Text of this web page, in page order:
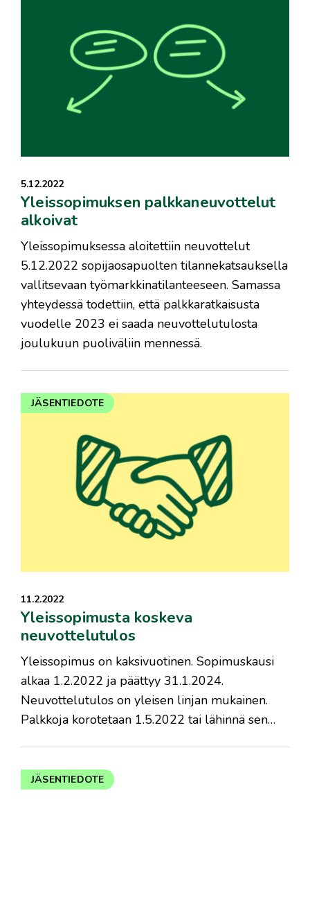
5.12.2022
Yleissopimuksen palkkaneuvottelut
alkoivat
Yleissopimuksessa aloitettiin neuvottelut
5.12.2022 sopijaosapuolten tilannekatsauksella
vallitsevaan työmarkkinatilanteeseen. Samassa
yhteydessä todettiin, että palkkaratkaisusta
vuodelle 2023 ei saada neuvottelutulosta
joulukuun puoliväliin mennessä.
JÄSENTIEDOTE
11.2.2022
Yleissopimusta koskeva
neuvottelutulos
​Yleissopimus on kaksivuotinen. Sopimuskausi
alkaa 1.2.2022 ja päättyy 31.1.2024.
Neuvottelutulos on yleisen linjan mukainen.
Palkkoja korotetaan 1.5.2022 tai lähinnä sen…
JÄSENTIEDOTE